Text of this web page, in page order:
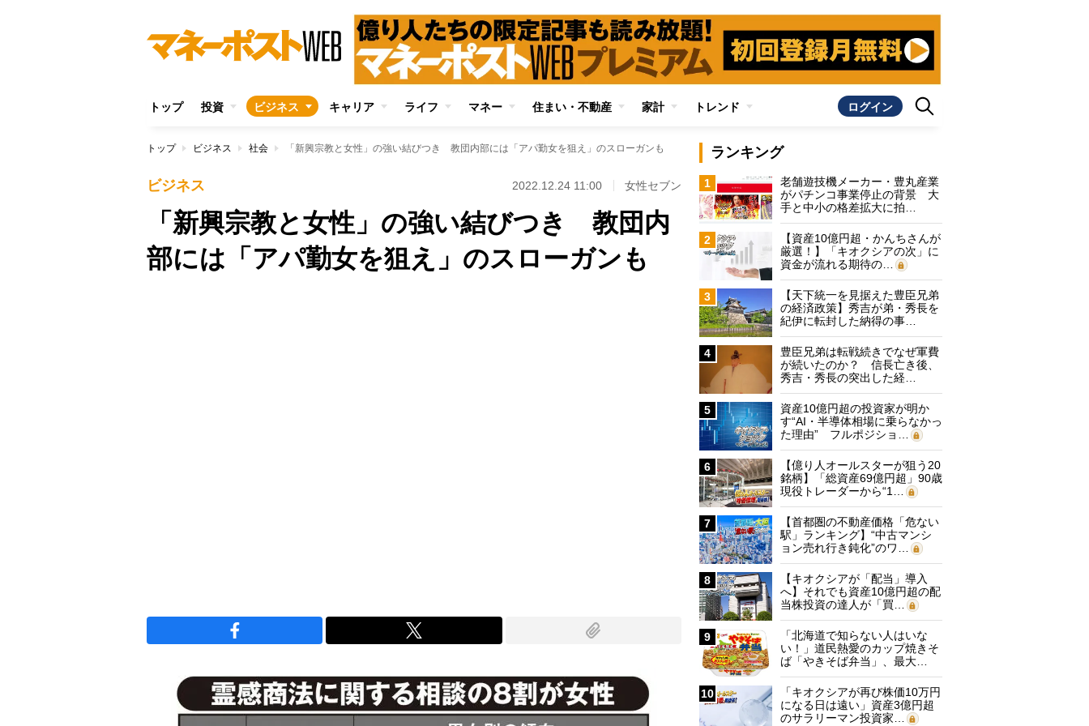
トップ 投資 ビジネス キャリア ライフ マネー 住まい・不動産 家計 トレンド ログイン
トップ ビジネス 社会 「新興宗教と女性」の強い結びつき 教団内部には「アパ勤女を狙え」のスローガンも
ビジネス 2022.12.24 11:00 女性セブン
「新興宗教と女性」の強い結びつき 教団内
部には「アパ勤女を狙え」のスローガンも
ランキング
1
老舗遊技機メーカー・豊丸産業
がパチンコ事業停止の背景 大
手と中小の格差拡大に拍…
2
【資産10億円超・かんちさんが
厳選！】「キオクシアの次」に
資金が流れる期待の…
3
【天下統一を見据えた豊臣兄弟
の経済政策】秀吉が弟・秀長を
紀伊に転封した納得の事…
4
豊臣兄弟は転戦続きでなぜ軍費
が続いたのか？ 信長亡き後、
秀吉・秀長の突出した経…
5
資産10億円超の投資家が明か
す“AI・半導体相場に乗らなかっ
た理由” フルポジショ…
6
【億り人オールスターが狙う20
銘柄】「総資産69億円超」90歳
現役トレーダーから“1…
7
【首都圏の不動産価格「危ない
駅」ランキング】“中古マンシ
ョン売れ行き鈍化”のワ…
8
【キオクシアが「配当」導入
へ】それでも資産10億円超の配
当株投資の達人が「買…
9
「北海道で知らない人はいな
い！」道民熱愛のカップ焼きそ
ば「やきそば弁当」、最大…
10
「キオクシアが再び株価10万円
になる日は遠い」資産3億円超
のサラリーマン投資家…